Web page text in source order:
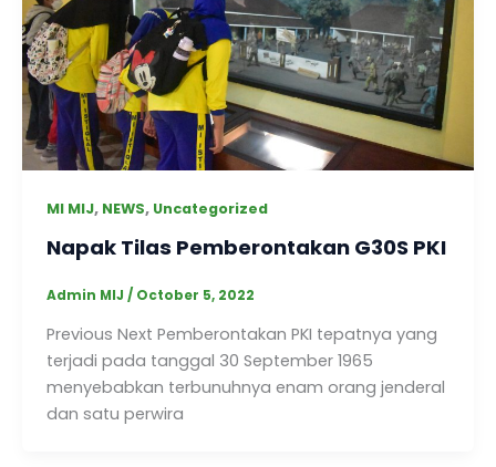
MI MIJ, NEWS, Uncategorized
Napak Tilas Pemberontakan G30S PKI
Admin MIJ / October 5, 2022
Previous Next Pemberontakan PKI tepatnya yang
terjadi pada tanggal 30 September 1965
menyebabkan terbunuhnya enam orang jenderal
dan satu perwira